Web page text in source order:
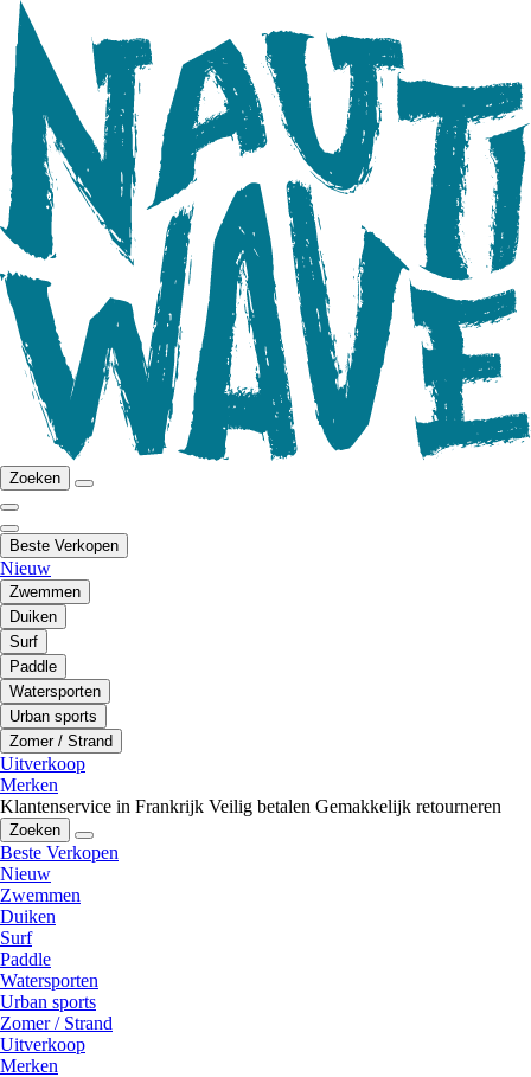
Zoeken
Beste Verkopen
Nieuw
Zwemmen
Duiken
Surf
Paddle
Watersporten
Urban sports
Zomer / Strand
Uitverkoop
Merken
Klantenservice in Frankrijk Veilig betalen Gemakkelijk retourneren
Zoeken
Beste Verkopen
Nieuw
Zwemmen
Duiken
Surf
Paddle
Watersporten
Urban sports
Zomer / Strand
Uitverkoop
Merken